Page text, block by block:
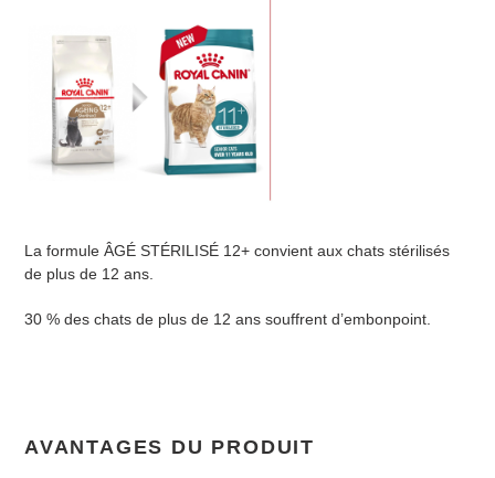
panier
La formule ÂGÉ STÉRILISÉ 12+ convient aux chats stérilisés
de plus de 12 ans.
30 % des chats de plus de 12 ans souffrent d’embonpoint.
AVANTAGES DU PRODUIT